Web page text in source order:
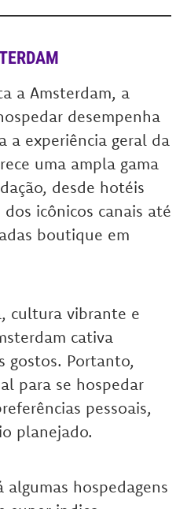
a Amsterdam, a
desempenha
a experiência geral da
uma ampla gama
desde hotéis
icônicos canais até
boutique em
cultura vibrante e
cativa
gostos. Portanto,
para se hospedar
pessoais,
planejado.
hospedagens